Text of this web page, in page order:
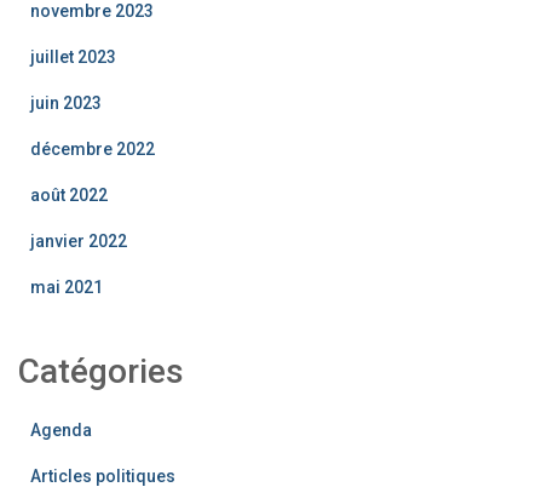
novembre 2023
juillet 2023
juin 2023
décembre 2022
août 2022
janvier 2022
mai 2021
Catégories
Agenda
Articles politiques